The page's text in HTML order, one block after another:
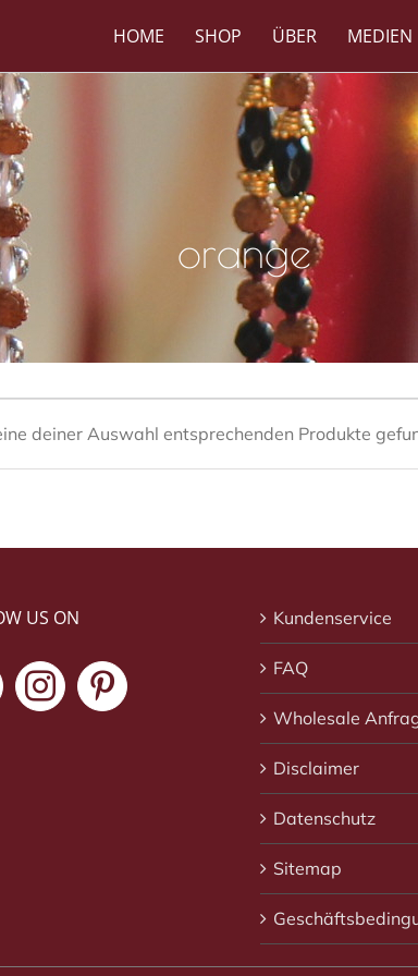
HOME SHOP ÜBER MEDIEN
orange
deiner Auswahl entsprechenden Produkte
US ON Kundenservice
FAQ
Wholesale
Disclaimer
Datenschutz
Sitemap